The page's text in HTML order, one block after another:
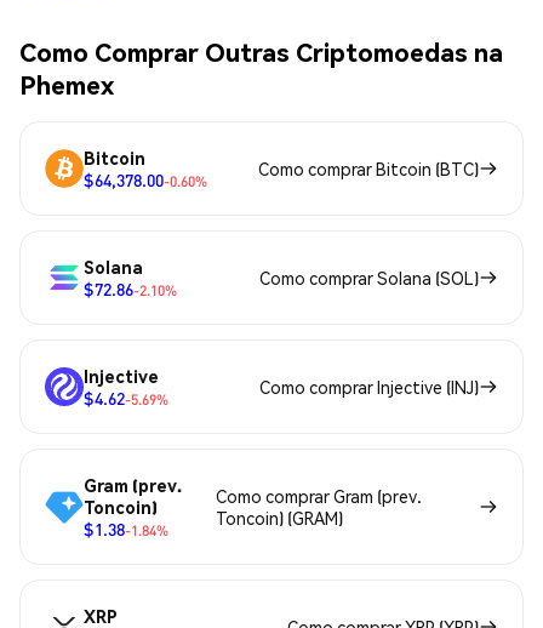
Como Comprar Outras Criptomoedas na
Phemex
Bitcoin
$64,378.00-0.60%
Como comprar Bitcoin (BTC)
Solana
$72.86-2.10%
Como comprar Solana (SOL)
Injective
$4.62-5.69%
Como comprar Injective (INJ)
Gram (prev.
Toncoin)
$1.38-1.84%
Como comprar Gram (prev.
Toncoin) (GRAM)
XRP